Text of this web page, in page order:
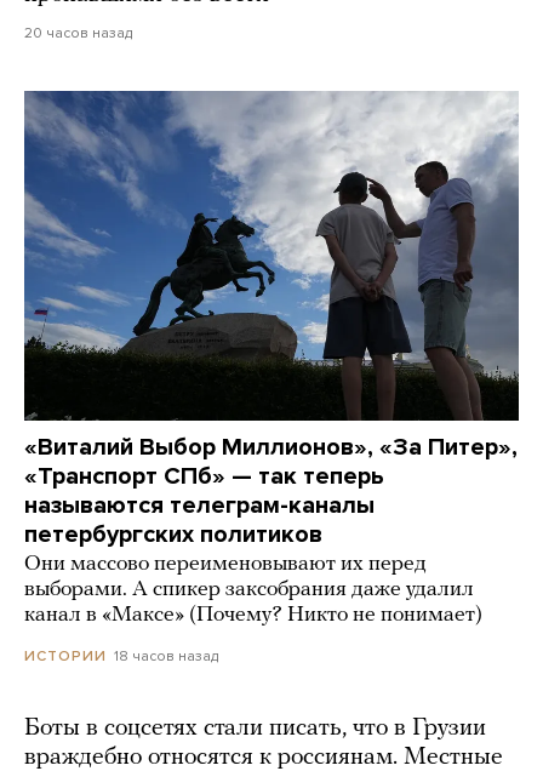
20 часов назад
«Виталий Выбор Миллионов», «За Питер»,
«Транспорт СПб» — так теперь
называются телеграм-каналы
петербургских политиков
Они массово переименовывают их перед
выборами. А спикер заксобрания даже удалил
канал в «Максе» (Почему? Никто не понимает)
ИСТОРИИ 18 часов назад
Боты в соцсетях стали писать, что в Грузии
враждебно относятся к россиянам. Местные